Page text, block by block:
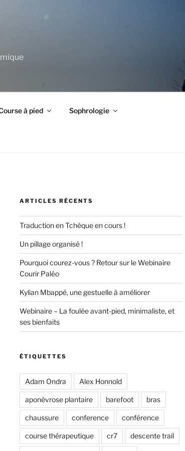
à pied Sophrologie
ARTICLES RÉCENTS
Traduction en Tchèque en cours !
Un pillage organisé !
Pourquoi courez-vous ? Retour sur le Webinaire
Courir Paléo
Kylian Mbappé, une gestuelle à améliorer
Webinaire – La foulée avant-pied, minimaliste, et
ses bienfaits
ÉTIQUETTES
Adam Ondra Alex Honnold
aponévrose plantaire barefoot bras
chaussure conference conférence
course thérapeutique cr7 descente trail